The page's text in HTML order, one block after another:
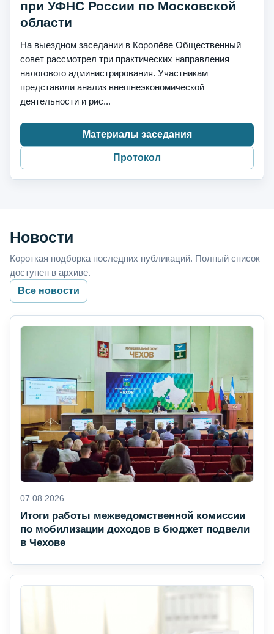
при УФНС России по Московской
области
На выездном заседании в Королёве Общественный
совет рассмотрел три практических направления
налогового администрирования. Участникам
представили анализ внешнеэкономической
деятельности и рис...
Материалы заседания
Протокол
Новости
Короткая подборка последних публикаций. Полный список
доступен в архиве.
Все новости
07.08.2026
Итоги работы межведомственной комиссии
по мобилизации доходов в бюджет подвели
в Чехове